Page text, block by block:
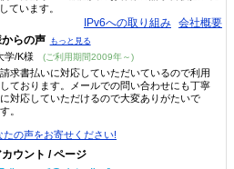
ています。
IPv6への取り組み 会社概要
らの声
もっと見る
学/K様 (ご利用期間2009年～)
請求書払いに対応していただいているので利用
しております。メールでの問い合わせにも丁寧
に対応していただけるので大変ありがたいで
す。
たの声をお寄せください!
ウント / ページ